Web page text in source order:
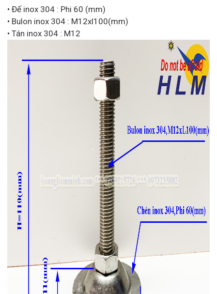
• Đế inox 304 : Phi 60 (mm)
• Bulon inox 304 : M12xl100(mm)
• Tán inox 304 : M12